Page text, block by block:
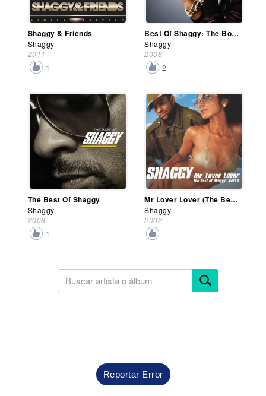
Shaggy & Friends
Shaggy
2011
1
Best Of Shaggy: The Boombastic Collection
Shaggy
2008
2
The Best Of Shaggy
Shaggy
2008
1
Mr Lover Lover (The Best Of Shaggy Part I)
Shaggy
2002
Reportar Error